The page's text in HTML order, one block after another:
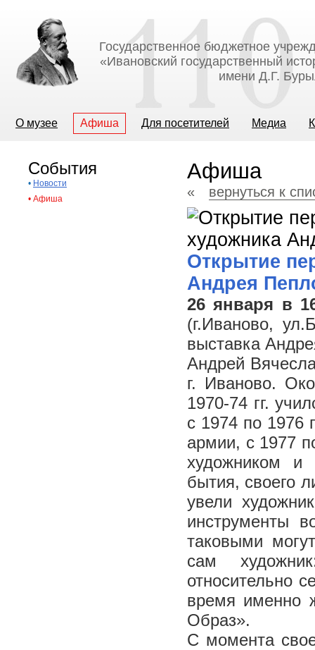
Государственное бюджетное
«Ивановский государственный
имени Д.Г.
О музее Афиша Для посетителей Медиа
События
• Новости
• Афиша
Афиша
« вернуться к
Открытие
Андрея
26 января в
(г.Иваново,
выставка
Андрей
г. Иваново.
1970-74 гг.
с 1974 по 1976
армии, с 1977
художником и
бытия, своего
увели
инструменты
таковыми
сам
относительно
время именно
Образ».
С момента